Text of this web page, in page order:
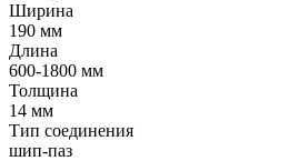
Ширина
190 мм
Длина
600-1800 мм
Толщина
14 мм
Тип соединения
шип-паз